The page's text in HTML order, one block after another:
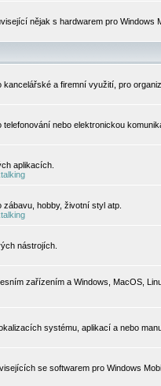
nějak s hardwarem pro Windows
a firemní využití, pro
nebo elektronickou
aplikacích.
hobby, životní styl atp.
nástrojích.
zařízením a Windows, MacOS,
systému, aplikací a nebo
se softwarem pro Windows